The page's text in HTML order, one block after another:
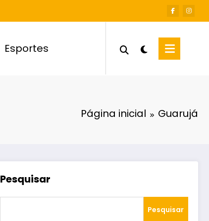
Esportes
Página inicial Guarujá
Pesquisar
Pesquisar